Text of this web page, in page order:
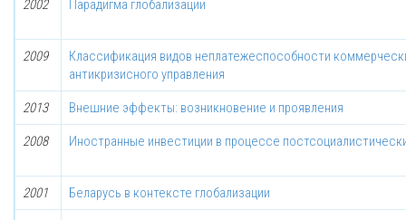
2002 Парадигма глобализации
2009
Классификация видов неплатежеспособности
антикризисного управления
2013 Внешние эффекты: возникновение и проявления
2008 Иностранные инвестиции в процессе
2001 Беларусь в контексте глобализации